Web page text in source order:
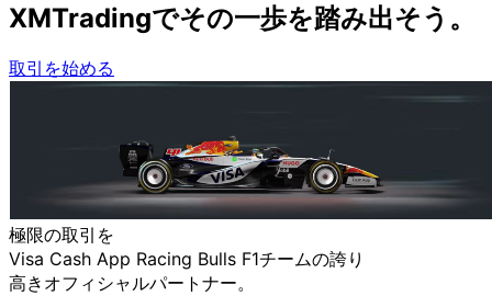
XMTradingでその一歩を踏み出そう。
取引を始める
極限の取引を
Visa Cash App Racing Bulls F1チームの誇り
高きオフィシャルパートナー。